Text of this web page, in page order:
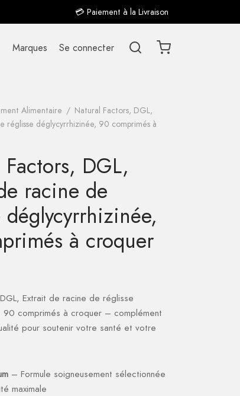
💳 Paiement à la Livraison
Marques Se connecter
Alimentaire / Natural Factors, DGL,
réglisse déglycyrrhizinée, 90 comprimés à
DGL,
racine de
déglycyrrhizinée,
à croquer
Extrait de racine de réglisse
90 comprimés à croquer – complément
pour soutenir votre santé et votre
– Formule soigneusement sélectionnée
maximale